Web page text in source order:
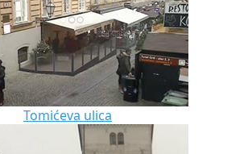
Tomićeva ulica